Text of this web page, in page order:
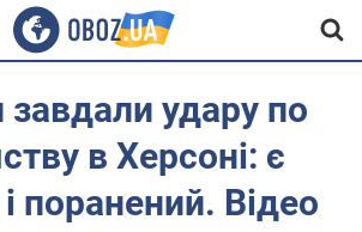
завдали удару по
в Херсоні: є
поранений. Відео